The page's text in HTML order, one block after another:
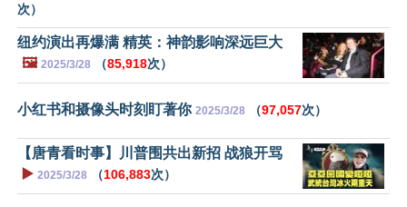
次）
纽约演出再爆满 精英：神韵影响深远巨大
🖼️ 2025/3/28 （85,918次）
小红书和摄像头时刻盯著你 2025/3/28 （97,057次）
【唐青看时事】川普围共出新招 战狼开骂
▶️ 2025/3/28 （106,883次）